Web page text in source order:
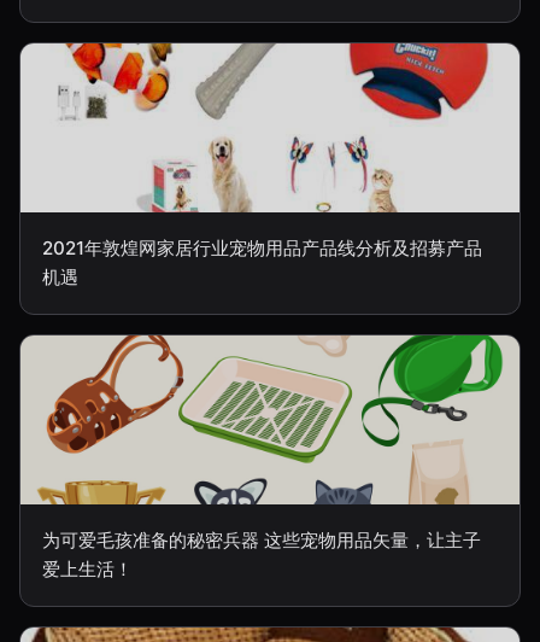
2021年敦煌网家居行业宠物用品产品线分析及招募产品
机遇
为可爱毛孩准备的秘密兵器 这些宠物用品矢量，让主子
爱上生活！